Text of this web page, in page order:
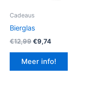
Cadeaus
Bierglas
€12,99Oorspronkelijke
was:
€12,99.
€9,74Huidige
is:
€9,74.
Meer info!